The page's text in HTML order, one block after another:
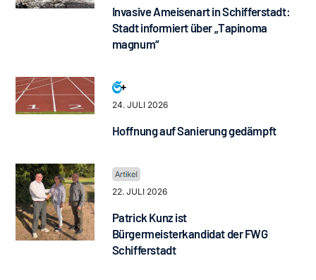
Invasive Ameisenart in Schifferstadt:
Stadt informiert über „Tapinoma
magnum“
24. JULI 2026
Hoffnung auf Sanierung gedämpft
22. JULI 2026
Patrick Kunz ist
Bürgermeisterkandidat der FWG
Schifferstadt